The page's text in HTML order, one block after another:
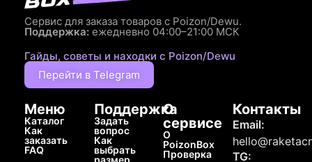
Сервис для заказа товаров с Poizon/Dewu.
Поддержка: ежедневно 04:00–21:00 МСК
Гайды, советы и находки с Poizon/Dewu
Перейти в Telegram
Меню
Каталог
Как
заказать
FAQ
Поддержка
Задать
вопрос
Как
выбрать
размер
О
сервисе
О
PoizonBox
Проверка
Контакты
Email:
TG: